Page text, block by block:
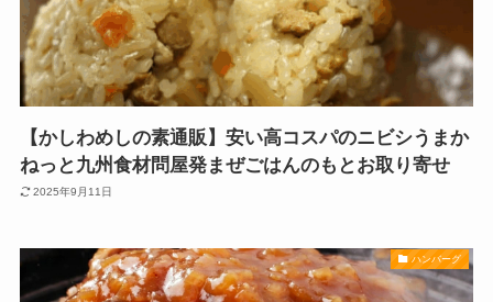
【かしわめしの素通販】安い高コスパのニビシうまか
ねっと九州食材問屋発まぜごはんのもとお取り寄せ
2025年9月11日
ハンバーグ